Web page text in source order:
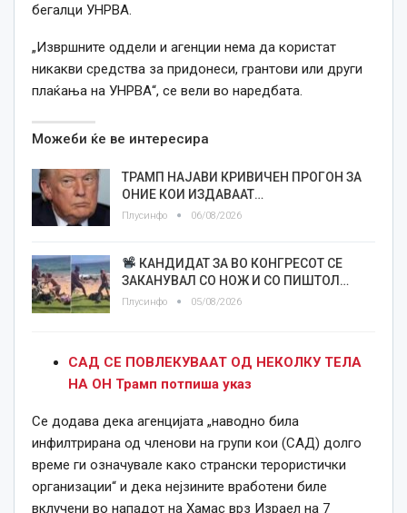
бегалци УНРВА.
„Извршните оддели и агенции нема да користат
никакви средства за придонеси, грантови или други
плаќања на УНРВА“, се вели во наредбата.
Можеби ќе ве интересира
ТРАМП НАЈАВИ КРИВИЧЕН ПРОГОН ЗА
ОНИЕ КОИ ИЗДАВААТ…
Плусинфо 06/08/2026
КАНДИДАТ ЗА ВО КОНГРЕСОТ СЕ
ЗАКАНУВАЛ СО НОЖ И СО ПИШТОЛ…
Плусинфо 05/08/2026
САД СЕ ПОВЛЕКУВААТ ОД НЕКОЛКУ ТЕЛА
НА ОН Трамп потпиша указ
Се додава дека агенцијата „наводно била
инфилтрирана од членови на групи кои (САД) долго
време ги означувале како странски терористички
организации“ и дека нејзините вработени биле
вклучени во нападот на Хамас врз Израел на 7